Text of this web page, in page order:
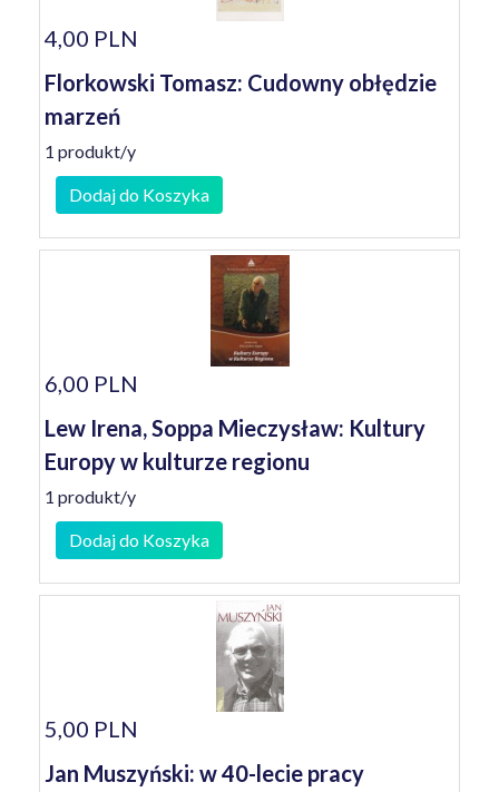
4,00 PLN
Florkowski Tomasz: Cudowny obłędzie
marzeń
1 produkt/y
Dodaj do Koszyka
6,00 PLN
Lew Irena, Soppa Mieczysław: Kultury
Europy w kulturze regionu
1 produkt/y
Dodaj do Koszyka
5,00 PLN
Jan Muszyński: w 40-lecie pracy